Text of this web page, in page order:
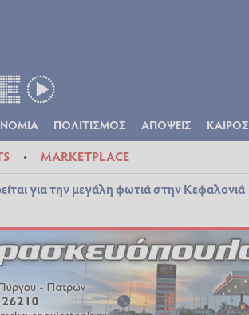
ΠΟΛΙΤΙΣΜΟΣ ΑΠΟΨΕΙΣ ΚΑΙΡΟΣ
MARKETPLACE
για την μεγάλη φωτιά στην Κεφαλονιά